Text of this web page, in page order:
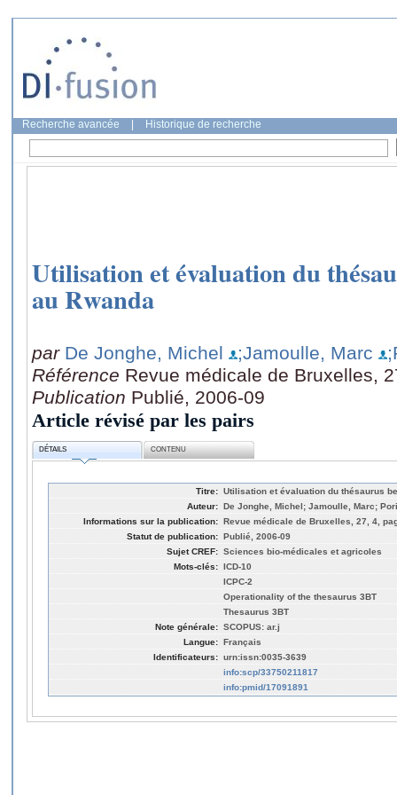
Recherche avancée Historique de recherche
Utilisation et évaluation du
au Rwanda
par De Jonghe, Michel ;Jamoulle, Marc
Référence Revue médicale de Bruxelles,
Publication Publié, 2006-09
Article révisé par les pairs
DÉTAILS CONTENU
Titre: Utilisation et évaluation du thésaurus
Auteur: De Jonghe, Michel; Jamoulle, Marc;
Informations sur la publication: Revue médicale de Bruxelles, 27, 4,
Statut de publication: Publié, 2006-09
Sujet CREF: Sciences bio-médicales et agricoles
Mots-clés: ICD-10
ICPC-2
Operationality of the thesaurus 3BT
Thesaurus 3BT
Note générale: SCOPUS: ar.j
Langue: Français
Identificateurs: urn:issn:0035-3639
info:scp/33750211817
info:pmid/17091891